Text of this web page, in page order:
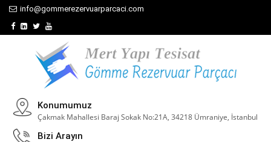
info@gommerezervuarparcaci.com
Konumumuz
Çakmak Mahallesi Baraj Sokak No:21A, 34218 Ümraniye, İstanbul
Bizi Arayın